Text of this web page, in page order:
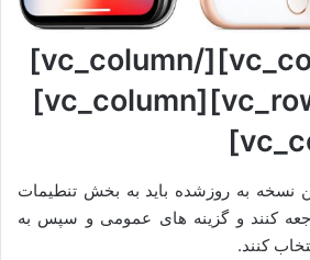
[/vc_column_text][/vc_column]
[/vc_row][vc_row][vc_column]
نسخه به روزشده باید به بخش تنطیمات
کنند و گزینه های عمومی و سپس به
کنند.